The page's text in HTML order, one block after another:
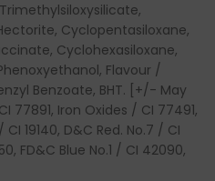
Cyclopentasiloxane,
Cyclohexasiloxane,
Flavour /
Benzoate, BHT. [+/- May
77891, Iron Oxides / CI 77491,
19140, D&C Red. No.7 / CI
FD&C Blue No.1 / CI 42090,